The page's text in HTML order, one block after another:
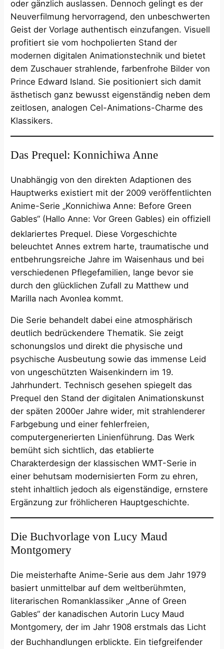
oder gänzlich auslassen. Dennoch gelingt es der
Neuverfilmung hervorragend, den unbeschwerten
Geist der Vorlage authentisch einzufangen. Visuell
profitiert sie vom hochpolierten Stand der
modernen digitalen Animationstechnik und bietet
dem Zuschauer strahlende, farbenfrohe Bilder von
Prince Edward Island. Sie positioniert sich damit
ästhetisch ganz bewusst eigenständig neben dem
zeitlosen, analogen Cel-Animations-Charme des
Klassikers.
Das Prequel: Konnichiwa Anne
Unabhängig von den direkten Adaptionen des
Hauptwerks existiert mit der 2009 veröffentlichten
Anime-Serie „Konnichiwa Anne: Before Green
Gables“ (Hallo Anne: Vor Green Gables) ein offiziell
deklariertes Prequel. Diese Vorgeschichte
beleuchtet Annes extrem harte, traumatische und
entbehrungsreiche Jahre im Waisenhaus und bei
verschiedenen Pflegefamilien, lange bevor sie
durch den glücklichen Zufall zu Matthew und
Marilla nach Avonlea kommt.
Die Serie behandelt dabei eine atmosphärisch
deutlich bedrückendere Thematik. Sie zeigt
schonungslos und direkt die physische und
psychische Ausbeutung sowie das immense Leid
von ungeschützten Waisenkindern im 19.
Jahrhundert. Technisch gesehen spiegelt das
Prequel den Stand der digitalen Animationskunst
der späten 2000er Jahre wider, mit strahlenderer
Farbgebung und einer fehlerfreien,
computergenerierten Linienführung. Das Werk
bemüht sich sichtlich, das etablierte
Charakterdesign der klassischen WMT-Serie in
einer behutsam modernisierten Form zu ehren,
steht inhaltlich jedoch als eigenständige, ernstere
Ergänzung zur fröhlicheren Hauptgeschichte.
Die Buchvorlage von Lucy Maud
Montgomery
Die meisterhafte Anime-Serie aus dem Jahr 1979
basiert unmittelbar auf dem weltberühmten,
literarischen Romanklassiker „Anne of Green
Gables“ der kanadischen Autorin Lucy Maud
Montgomery, der im Jahr 1908 erstmals das Licht
der Buchhandlungen erblickte. Ein tiefgreifender